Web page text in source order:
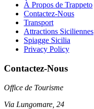
À Propos de Trappeto
Contactez-Nous
Transport
Attractions Siciliennes
Spiagge Sicilia
Privacy Policy
Contactez-Nous
Office de Tourisme
Via Lungomare, 24